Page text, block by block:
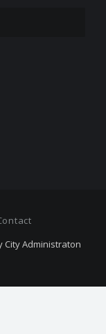
City Administraton